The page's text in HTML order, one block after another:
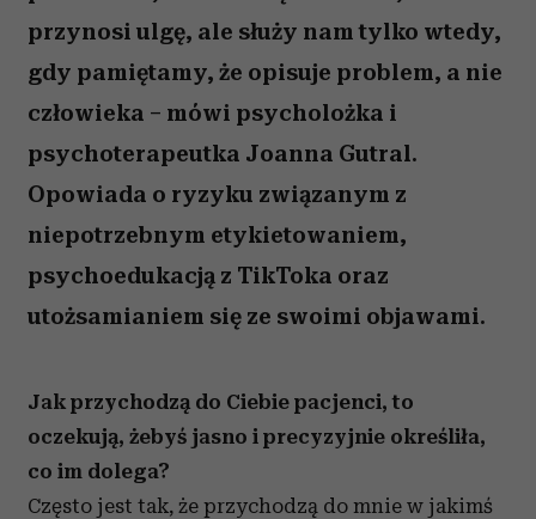
przynosi ulgę, ale służy nam tylko wtedy,
gdy pamiętamy, że opisuje problem, a nie
człowieka – mówi psycholożka i
psychoterapeutka Joanna Gutral.
Opowiada o ryzyku związanym z
niepotrzebnym etykietowaniem,
psychoedukacją z TikToka oraz
utożsamianiem się ze swoimi objawami.
Jak przychodzą do Ciebie pacjenci, to
oczekują, żebyś jasno i precyzyjnie określiła,
co im dolega?
Często jest tak, że przychodzą do mnie w jakimś